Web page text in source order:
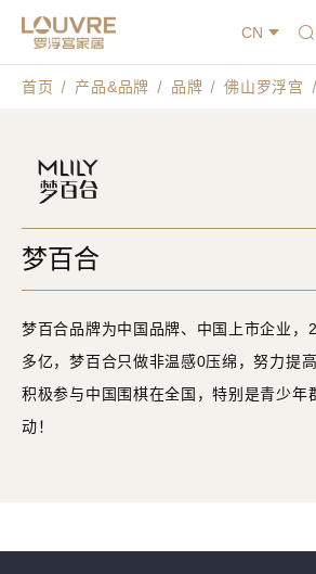
CN
首页 产品&品牌 品牌 佛山罗浮宫
梦百合
梦百合品牌为中国品牌、中国上市企业，
多亿，梦百合只做非温感0压绵，努力提
积极参与中国围棋在全国，特别是青少年
动！